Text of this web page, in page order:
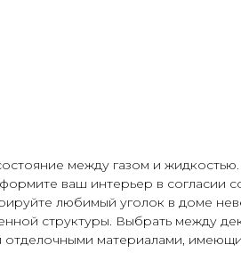
между газом и
ваш интерьер в согласии
любимый уголок в доме
структуры. Выбрать между
отделочными материалами,